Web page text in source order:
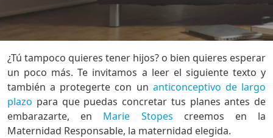
¿Tú tampoco quieres tener hijos? o bien quieres esperar
un poco más. Te invitamos a leer el siguiente texto y
también a protegerte con un anticonceptivo de largo
plazo para que puedas concretar tus planes antes de
embarazarte, en Marie Stopes creemos en la
Maternidad Responsable, la maternidad elegida.